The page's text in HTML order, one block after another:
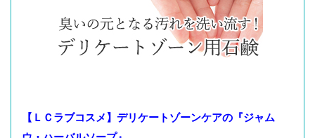
【ＬＣラブコスメ】デリケートゾーンケアの『ジャム